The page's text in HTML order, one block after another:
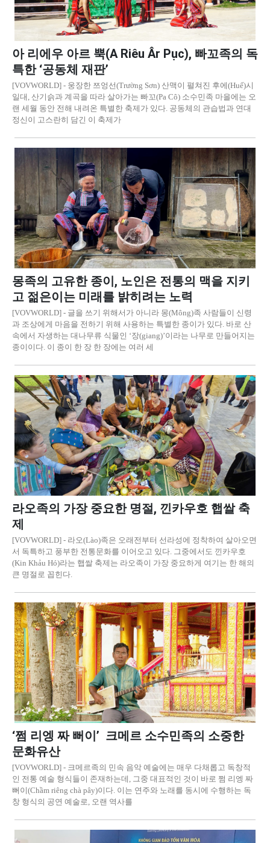
아 리에우 아르 뿍(A Riêu Âr Pục), 빠꼬족의 독
특한 ‘공동체 재판’
[VOVWORLD] - 웅장한 쯔엉선(Trường Sơn) 산맥이 펼쳐진 후에(Huế)시
일대, 산기슭과 계곡을 따라 살아가는 빠꼬(Pa Cô) 소수민족 마을에는 오
랜 세월 동안 전해 내려온 특별한 축제가 있다. 공동체의 관습법과 연대
정신이 고스란히 담긴 이 축제가
몽족의 고유한 종이, 노인은 전통의 맥을 지키
고 젊은이는 미래를 밝히려는 노력
[VOVWORLD] - 글을 쓰기 위해서가 아니라 몽(Mông)족 사람들이 신령
과 조상에게 마음을 전하기 위해 사용하는 특별한 종이가 있다. 바로 산
속에서 자생하는 대나무류 식물인 ‘장(giang)’이라는 나무로 만들어지는
종이이다. 이 종이 한 장 한 장에는 여러 세
라오족의 가장 중요한 명절, 낀카우호 햅쌀 축
제
[VOVWORLD] - 라오(Lào)족은 오래전부터 선라성에 정착하여 살아오면
서 독특하고 풍부한 전통문화를 이어오고 있다. 그중에서도 낀카우호
(Kin Khảu Hó)라는 햅쌀 축제는 라오족이 가장 중요하게 여기는 한 해의
큰 명절로 꼽힌다.
‘쩜 리엥 짜 뻐이’ 크메르 소수민족의 소중한
문화유산
[VOVWORLD] - 크메르족의 민속 음악 예술에는 매우 다채롭고 독창적
인 전통 예술 형식들이 존재하는데, 그중 대표적인 것이 바로 쩜 리엥 짜
뻐이(Chầm riêng chà pây)이다. 이는 연주와 노래를 동시에 수행하는 독
창 형식의 공연 예술로, 오랜 역사를